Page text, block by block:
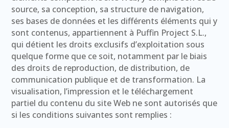
source, sa conception, sa structure de navigation,
ses bases de données et les différents éléments qui y
sont contenus, appartiennent à Puffin Project S.L.,
qui détient les droits exclusifs d’exploitation sous
quelque forme que ce soit, notamment par le biais
des droits de reproduction, de distribution, de
communication publique et de transformation. La
visualisation, l’impression et le téléchargement
partiel du contenu du site Web ne sont autorisés que
si les conditions suivantes sont remplies :